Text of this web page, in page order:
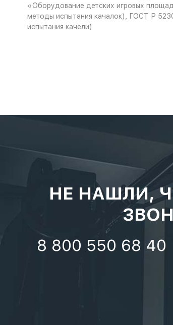
«Оборудование детских игровых
методы испытания качалок), ГОСТ Р
испытания качели)
НЕ НАШЛИ,
8 800 550 68 40